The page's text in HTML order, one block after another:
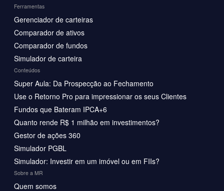
Ferramentas
Gerenciador de carteiras
Comparador de ativos
Comparador de fundos
Simulador de carteira
Conteúdos
Super Aula: Da Prospecção ao Fechamento
Use o Retorno Pro para impressionar os seus Clientes
Fundos que Bateram IPCA+6
Quanto rende R$ 1 milhão em investimentos?
Gestor de ações 360
Simulador PGBL
Simulador: Investir em um imóvel ou em FIIs?
Sobre a MR
Quem somos